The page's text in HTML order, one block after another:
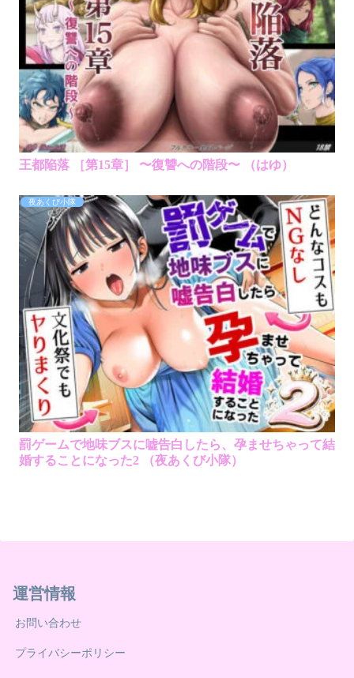
王都陥落 ［第15章］ 〜復讐への階段〜 （はゆ）
夜あくび小隊
罰ゲームで地味ブスに嘘告白したら、孕ませちゃって結
婚することになった2 （夜あくび小隊）
運営情報
お問い合わせ
プライバシーポリシー